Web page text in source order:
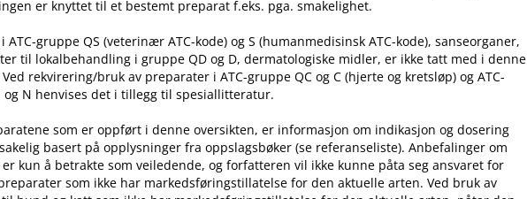
er knyttet til et bestemt preparat f.eks. pga. smakelighet.
ATC-gruppe QS (veterinær ATC-kode) og S (humanmedisinsk ATC-kode), sanseorganer,
til lokalbehandling i gruppe QD og D, dermatologiske midler, er ikke tatt med i denne
rekvirering​/​bruk av preparater i ATC-gruppe QC og C (hjerte og kretsløp) og ATC-
og N henvises det i tillegg til spesiallitteratur.
som er oppført i denne oversikten, er informasjon om indikasjon og dosering
basert på opplysninger fra oppslagsbøker (se referanseliste). Anbefalinger om
kun å betrakte som veiledende, og forfatteren vil ikke kunne påta seg ansvaret for
som ikke har markedsføringstillatelse for den aktuelle arten. Ved bruk av